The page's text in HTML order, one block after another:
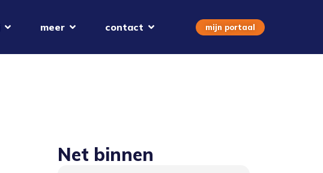
meer contact mijn portaal
Net binnen